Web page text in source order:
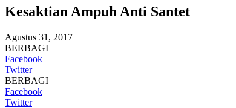
Kesaktian Ampuh Anti Santet
Agustus 31, 2017
BERBAGI
Facebook
Twitter
BERBAGI
Facebook
Twitter